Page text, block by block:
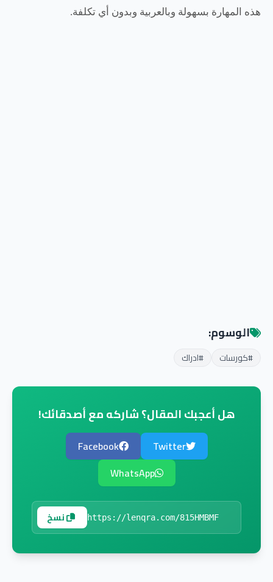
هذه المهارة بسهولة وبالعربية وبدون أي تكلفة.
الوسوم:
#كورسات #ادراك
هل أعجبك المقال؟ شاركه مع أصدقائك!
Twitter
Facebook
WhatsApp
نسخ